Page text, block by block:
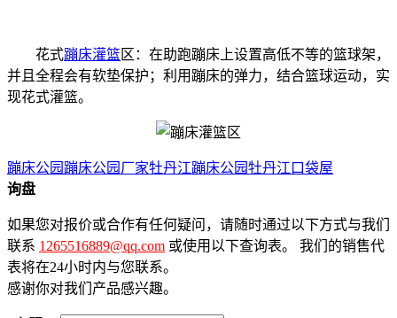
花式蹦床灌篮 区：在助跑蹦床上设置高低不等的篮球架，
并且全程会有软垫保护；利用蹦床的弹力，结合篮球运动，实
现花式灌篮。
蹦床公园 蹦床公园厂家牡丹江蹦床公园牡丹江口袋屋
询盘
如果您对报价或合作有任何疑问，请随时通过以下方式与我们
联系 1265516889@qq.com 或使用以下查询表。 我们的销售代
表将在24小时内与您联系。
感谢你对我们产品感兴趣。